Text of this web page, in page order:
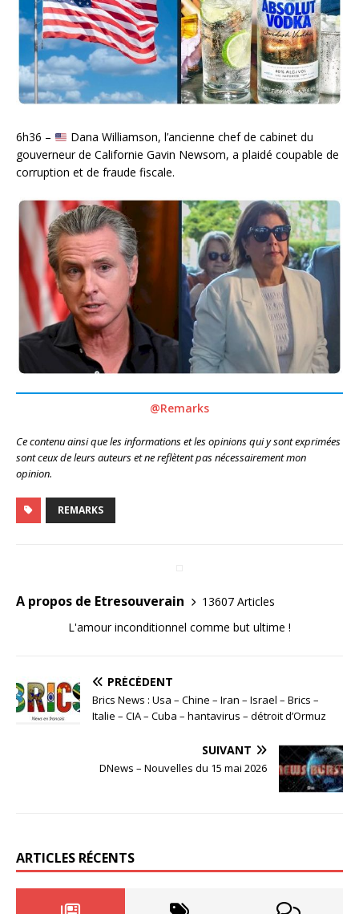
6h36 –
Dana Williamson, l’ancienne chef de cabinet du
gouverneur de Californie Gavin Newsom, a plaidé coupable de
corruption et de fraude fiscale.
@Remarks
Ce contenu ainsi que les informations et les opinions qui y sont exprimées
sont ceux de leurs auteurs et ne reflètent pas nécessairement mon
opinion.
REMARKS
A propos de Etresouverain
13607 Articles
L'amour inconditionnel comme but ultime !
PRÉCÉDENT
Brics News : Usa – Chine – Iran – Israel – Brics –
Italie – CIA – Cuba – hantavirus – détroit d’Ormuz
SUIVANT
DNews – Nouvelles du 15 mai 2026
ARTICLES RÉCENTS